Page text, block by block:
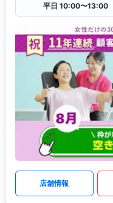
平日 10:00〜13:00
店舗情報